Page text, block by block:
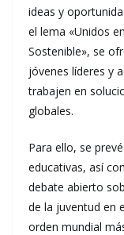
ideas y
el lema «Unidos
Sostenible», se
jóvenes líderes y
trabajen en
globales.
Para ello, se
educativas, así
debate abierto
de la juventud en
orden mundial